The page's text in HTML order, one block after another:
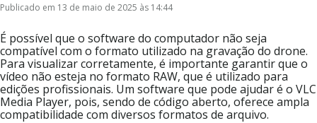
Publicado em 13 de maio de 2025 às 14:44
É possível que o software do computador não seja
compatível com o formato utilizado na gravação do drone.
Para visualizar corretamente, é importante garantir que o
vídeo não esteja no formato RAW, que é utilizado para
edições profissionais. Um software que pode ajudar é o VLC
Media Player, pois, sendo de código aberto, oferece ampla
compatibilidade com diversos formatos de arquivo.